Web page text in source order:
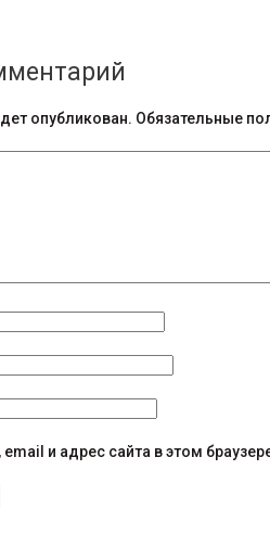
опубликован. Обязательные
email и адрес сайта в этом